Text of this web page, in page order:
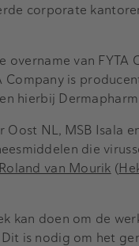
corporate
overname van FYTA
Company is
hierbij
NL, MSB Isala
die
Roland van Mourik (
kan doen om de
is nodig om het